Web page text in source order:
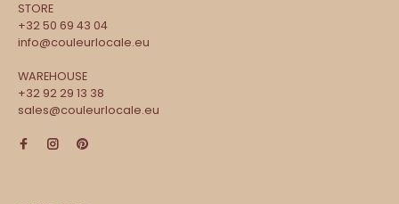
STORE
+32 50 69 43 04
info@couleurlocale.eu
WAREHOUSE
+32 92 29 13 38
sales@couleurlocale.eu